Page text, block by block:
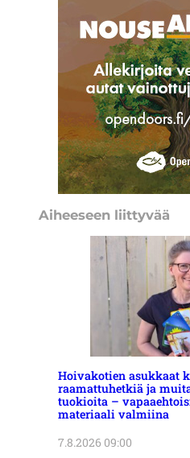
Aiheeseen liittyvää
Hoivakotien asukkaat
raamattuhetkiä ja
tuokioita –
materiaali valmiina
7.8.2026 09:00